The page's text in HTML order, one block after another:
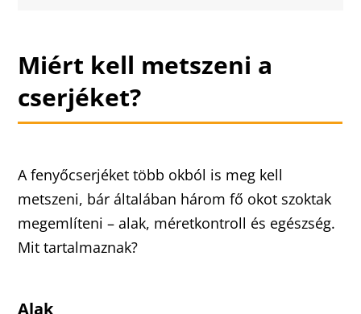
Miért kell metszeni a
cserjéket?
A fenyőcserjéket több okból is meg kell
metszeni, bár általában három fő okot szoktak
megemlíteni – alak, méretkontroll és egészség.
Mit tartalmaznak?
Alak